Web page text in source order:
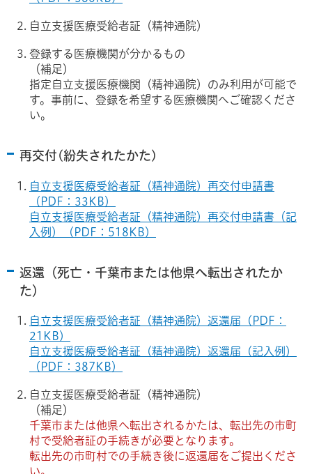
自立支援医療受給者証（精神通院）
登録する医療機関が分かるもの
（補足）
指定自立支援医療機関（精神通院）のみ利用が可能で
す。事前に、登録を希望する医療機関へご確認くださ
い。
再交付(紛失されたかた)
自立支援医療受給者証（精神通院）再交付申請書
（PDF：33KB）
自立支援医療受給者証（精神通院）再交付申請書（記
入例）（PDF：518KB）
返還（死亡・千葉市または他県へ転出されたか
た ）
自立支援医療受給者証（精神通院）返還届（PDF：
21KB）
自立支援医療受給者証（精神通院）返還届（記入例）
（PDF：387KB）
自立支援医療受給者証（精神通院）
（補足）
千葉市または他県へ転出されるかたは、転出先の市町
村で受給者証の手続きが必要となります。
転出先の市町村での手続き後に返還届をご提出くださ
い。